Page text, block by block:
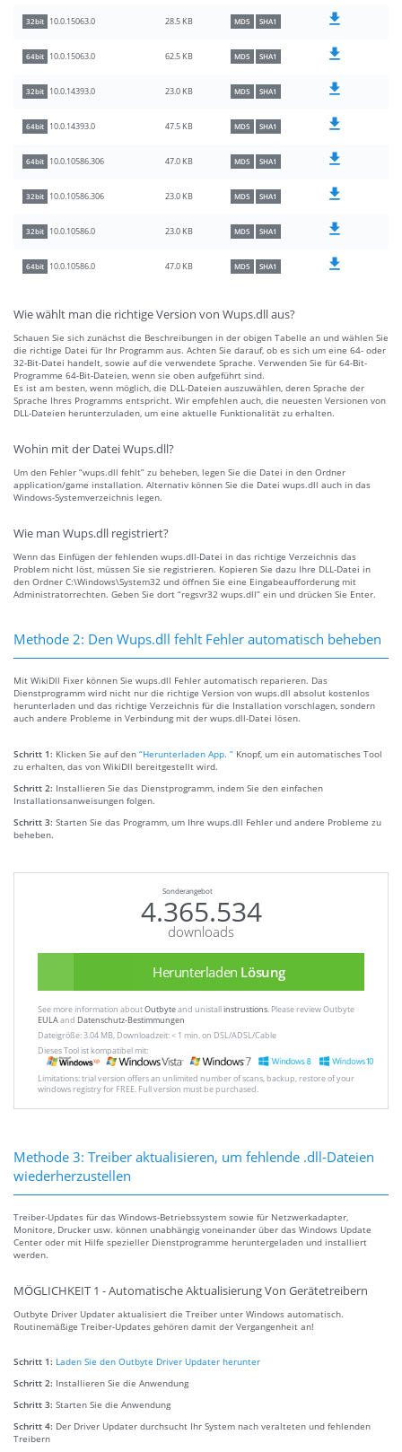
32bit 10.0.15063.0 28.5 KB MD5 SHA1
64bit 10.0.15063.0 62.5 KB MD5 SHA1
32bit 10.0.14393.0 23.0 KB MD5 SHA1
64bit 10.0.14393.0 47.5 KB MD5 SHA1
64bit 10.0.10586.306 47.0 KB MD5 SHA1
32bit 10.0.10586.306 23.0 KB MD5 SHA1
32bit 10.0.10586.0 23.0 KB MD5 SHA1
64bit 10.0.10586.0 47.0 KB MD5 SHA1
Wie wählt man die richtige Version von Wups.dll aus?
Schauen Sie sich zunächst die Beschreibungen in der obigen Tabelle an und wählen Sie
die richtige Datei für Ihr Programm aus. Achten Sie darauf, ob es sich um eine 64- oder
32-Bit-Datei handelt, sowie auf die verwendete Sprache. Verwenden Sie für 64-Bit-
Programme 64-Bit-Dateien, wenn sie oben aufgeführt sind.
Es ist am besten, wenn möglich, die DLL-Dateien auszuwählen, deren Sprache der
Sprache Ihres Programms entspricht. Wir empfehlen auch, die neuesten Versionen von
DLL-Dateien herunterzuladen, um eine aktuelle Funktionalität zu erhalten.
Wohin mit der Datei Wups.dll?
Um den Fehler “wups.dll fehlt” zu beheben, legen Sie die Datei in den Ordner
application/game installation. Alternativ können Sie die Datei wups.dll auch in das
Windows-Systemverzeichnis legen.
Wie man Wups.dll registriert?
Wenn das Einfügen der fehlenden wups.dll-Datei in das richtige Verzeichnis das
Problem nicht löst, müssen Sie sie registrieren. Kopieren Sie dazu Ihre DLL-Datei in
den Ordner C:\Windows\System32 und öffnen Sie eine Eingabeaufforderung mit
Administratorrechten. Geben Sie dort “regsvr32 wups.dll” ein und drücken Sie Enter.
Methode 2: Den Wups.dll fehlt Fehler automatisch beheben
Mit WikiDll Fixer können Sie wups.dll Fehler automatisch reparieren. Das
Dienstprogramm wird nicht nur die richtige Version von wups.dll absolut kostenlos
herunterladen und das richtige Verzeichnis für die Installation vorschlagen, sondern
auch andere Probleme in Verbindung mit der wups.dll-Datei lösen.
Schritt 1: Klicken Sie auf den “Herunterladen App. ” Knopf, um ein automatisches Tool
zu erhalten, das von WikiDll bereitgestellt wird.
Schritt 2: Installieren Sie das Dienstprogramm, indem Sie den einfachen
Installationsanweisungen folgen.
Schritt 3: Starten Sie das Programm, um Ihre wups.dll Fehler und andere Probleme zu
beheben.
Sonderangebot
4.365.534
downloads
Herunterladen Lösung
See more information aboutOutbyteand unistallinstrustions. Please review Outbyte
EULAand Datenschutz-Bestimmungen
Dateigröße: 3.04 MB, Downloadzeit: < 1 min. on DSL/ADSL/Cable
Dieses Tool ist kompatibel mit:
Limitations: trial version offers an unlimited number of scans, backup, restore of your
windows registry for FREE. Full version must be purchased.
Methode 3: Treiber aktualisieren, um fehlende .dll-Dateien
wiederherzustellen
Treiber-Updates für das Windows-Betriebssystem sowie für Netzwerkadapter,
Monitore, Drucker usw. können unabhängig voneinander über das Windows Update
Center oder mit Hilfe spezieller Dienstprogramme heruntergeladen und installiert
werden.
MÖGLICHKEIT 1 - Automatische Aktualisierung Von Gerätetreibern
Outbyte Driver Updater aktualisiert die Treiber unter Windows automatisch.
Routinemäßige Treiber-Updates gehören damit der Vergangenheit an!
Schritt 1: Laden Sie den Outbyte Driver Updater herunter
Schritt 2: Installieren Sie die Anwendung
Schritt 3: Starten Sie die Anwendung
Schritt 4: Der Driver Updater durchsucht Ihr System nach veralteten und fehlenden
Treibern